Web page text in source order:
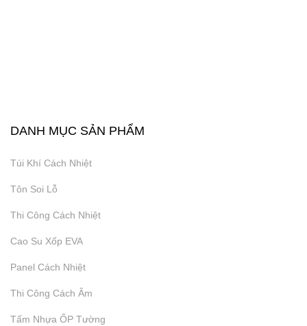
DANH MỤC SẢN PHẨM
Túi Khí Cách Nhiệt
Tôn Soi Lỗ
Thi Công Cách Nhiệt
Cao Su Xốp EVA
Panel Cách Nhiệt
Thi Công Cách Âm
Tấm Nhựa ỐP Tường